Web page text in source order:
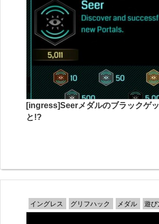
[ingress]Seerメダルのブラックゲ
と!?
イングレス グリフハック メダル 遊び